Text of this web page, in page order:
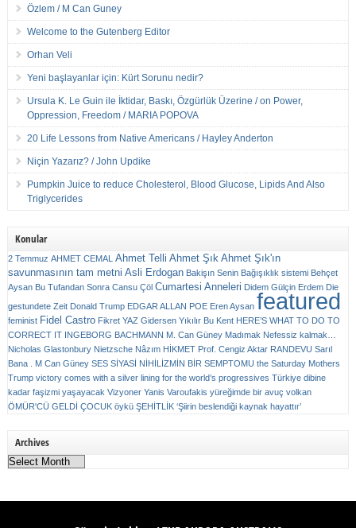
Özlem / M Can Guney
Welcome to the Gutenberg Editor
Orhan Veli
Yeni başlayanlar için: Kürt Sorunu nedir?
Ursula K. Le Guin ile İktidar, Baskı, Özgürlük Üzerine / on Power,
Oppression, Freedom / MARIA POPOVA
20 Life Lessons from Native Americans / Hayley Anderton
Niçin Yazarız? / John Updike
Pumpkin Juice to reduce Cholesterol, Blood Glucose, Lipids And Also
Triglycerides
Konular
2 Temmuz AHMET CEMAL Ahmet Telli Ahmet Şık Ahmet Şık'ın
savunmasının tam metni Asli Erdogan Bakişın Senin Bağışıklık sistemi Behçet
Aysan Bu Tufandan Sonra Cansu Çöl Cumartesi Anneleri Didem Gülçin Erdem Die
gestundete Zeit Donald Trump EDGAR ALLAN POE Eren Aysan featured
feminist Fidel Castro Fikret YAZ Gidersen Yıkılır Bu Kent HERE’S WHAT TO DO TO
CORRECT IT INGEBORG BACHMANN M. Can Güney Madımak Nefessiz kalmak…
Nicholas Glastonbury Nietzsche Nâzım HİKMET Prof. Cengiz Aktar RANDEVU Sarıl
Bana . M Can Güney SES SİYASİ NİHİLİZMİN BİR SEMPTOMU the Saturday Mothers
Trump victory comes with a silver lining for the world’s progressives Türkiye dibine
kadar faşizmi yaşayacak Vizyoner Yanis Varoufakis yüreğimde bir avuç volkan
ÖMÜR'CÜ GELDİ ÇOCUK öykü ŞEHİTLİK ‘Şiirin beslendiği kaynak hayattır’
Archives
Archives